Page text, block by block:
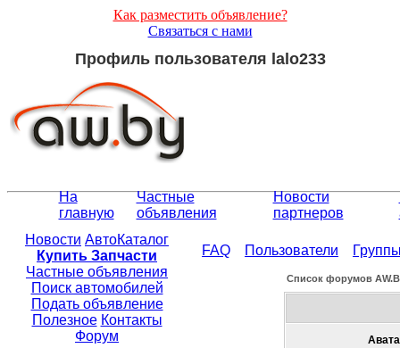
Как разместить объявление?
Связаться с нами
Профиль пользователя lalo233
На
главную
Частные
объявления
Новости
партнеров
Новости АвтоКаталог
Купить Запчасти
Частные объявления
Поиск автомобилей
Подать объявление
Полезное Контакты
Форум
FAQ Пользователи
Список форумов